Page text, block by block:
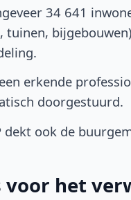
34 641
tuinen,
erkende
doorgestuurd.
dekt ook de
voor het